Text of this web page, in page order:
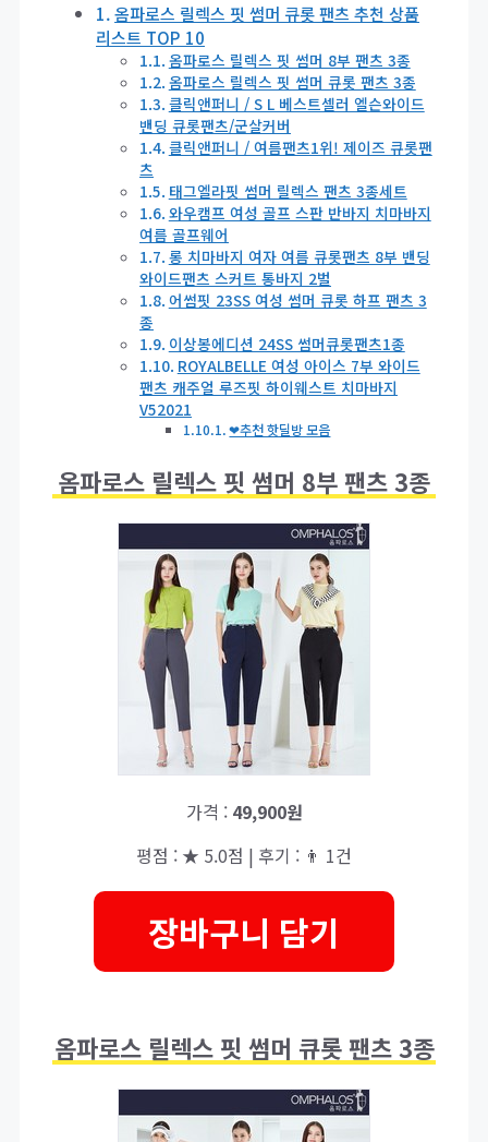
옴파로스 릴렉스 핏 썸머 큐롯 팬츠 추천 상품
리스트 TOP 10
옴파로스 릴렉스 핏 썸머 8부 팬츠 3종
옴파로스 릴렉스 핏 썸머 큐롯 팬츠 3종
클릭앤퍼니 / S L 베스트셀러 엘슨와이드
밴딩 큐롯팬츠/군살커버
클릭앤퍼니 / 여름팬츠1위! 제이즈 큐롯팬
츠
태그엘라핏 썸머 릴렉스 팬츠 3종세트
와우캠프 여성 골프 스판 반바지 치마바지
여름 골프웨어
롱 치마바지 여자 여름 큐롯팬츠 8부 밴딩
와이드팬츠 스커트 통바지 2벌
어썸핏 23SS 여성 썸머 큐롯 하프 팬츠 3
종
이상봉에디션 24SS 썸머큐롯팬츠1종
ROYALBELLE 여성 아이스 7부 와이드
팬츠 캐주얼 루즈핏 하이웨스트 치마바지
V52021
❤추천 핫딜방 모음
옴파로스 릴렉스 핏 썸머 8부 팬츠 3종
가격 : 49,900원
평점 : ★ 5.0점 | 후기 : 👨‍‍ 1건
장바구니 담기
옴파로스 릴렉스 핏 썸머 큐롯 팬츠 3종